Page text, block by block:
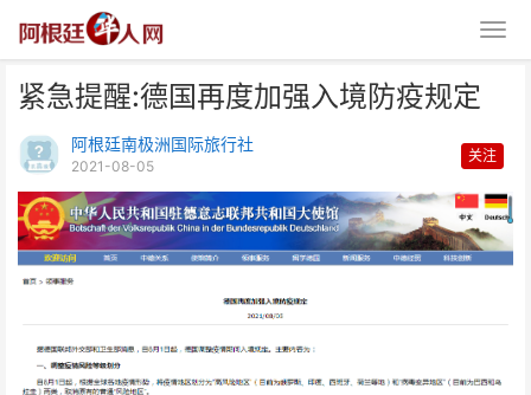
紧急提醒:德国再度加强入境防疫规定
阿根廷南极洲国际旅行社
2021-08-05
关注
紧急提醒:德国再度加强入境防疫